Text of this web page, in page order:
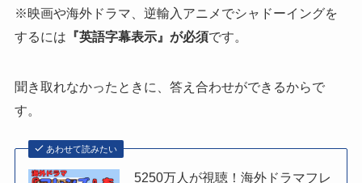
※映画や海外ドラマ、逆輸入アニメでシャドーイングを
するには 『英語字幕表示』が必須です。
聞き取れなかったときに、答え合わせができるからで
す。
あわせて読みたい
5250万人が視聴！海外ドラマフレ